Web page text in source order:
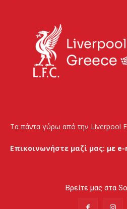
Τα πάντα γύρω από την Liverpool
Επικοινωνήστε μαζί μας: με
Βρείτε μας στα